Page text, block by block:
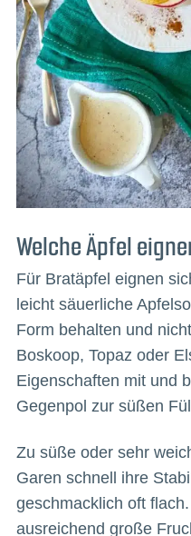
Welche Äpfel
Für Bratäpfel eignen
leicht säuerliche
Form behalten und
Boskoop, Topaz oder
Eigenschaften mit und
Gegenpol zur süßen
Zu süße oder sehr
Garen schnell ihre
geschmacklich oft
ausreichend große